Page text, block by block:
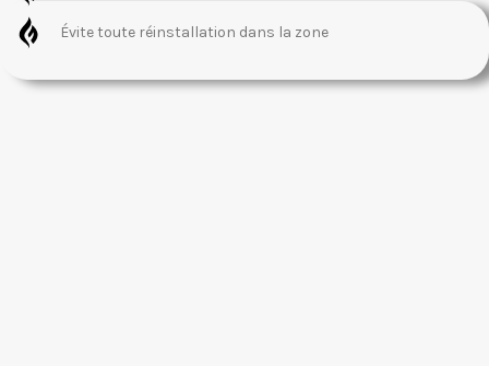
Évite toute réinstallation dans la zone